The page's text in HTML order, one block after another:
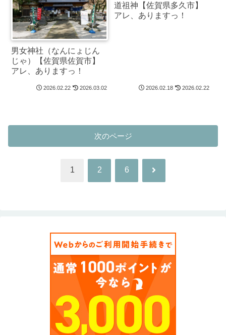
男女神社（なんにょじん
じゃ）【佐賀県佐賀市】
アレ、ありますっ！
2026.02.22 2026.03.02
道祖神【佐賀県多久市】
アレ、ありますっ！
2026.02.18 2026.02.22
次のページ
1 2 6 次